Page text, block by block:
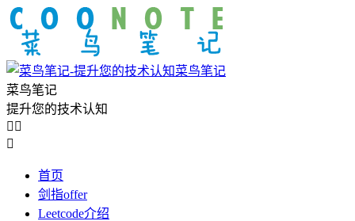
菜鸟笔记
菜鸟笔记
提升您的技术认知
 

首页
剑指offer
Leetcode介绍